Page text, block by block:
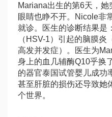
Mariana出生的第6天，她
眼睛也睁不开。Nicole非
就诊。医生的诊断结果是
（HSV-1）引起的脑膜
高发并发症）。医生为
身上的血几辅酶Q10乎换
的器官泰国试管婴儿成功
甚至肝脏的损伤还导致她
个世界。